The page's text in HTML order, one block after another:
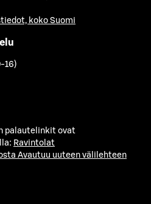
koko Suomi
16)
palautelinkit ovat
Ravintolat
Avautuu uuteen välilehteen